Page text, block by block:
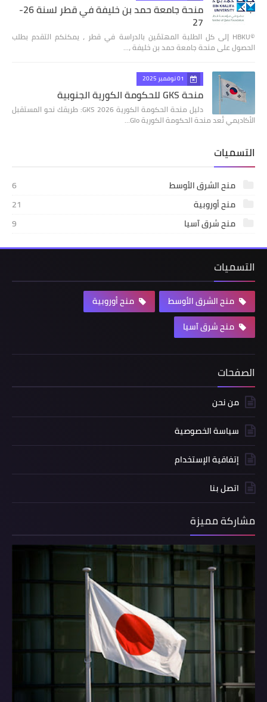
منحة جامعة حمد بن خليفة في قطر لسنة 26-
27
©HBKU إلى كل الطلبة المهتمًين بالدراسة في قطر ، يمكنكم التقدم بطلب
الحصول على منحة جامعة حمد بن خليفة ،…
01 نوفمبر 2025
منحة GKS للحكومة الكورية الجنوبية
دليل منحة الحكومة الكورية GKS 2026: طريقك نحو المستقبل
الأكاديمي تُعد منحة الحكومة الكورية Glo…
التسميات
منح الشرق الأوسط
6
منح أوروبية
21
منح شرق آسيا
9
التسميات
منح الشرق الأوسط
منح أوروبية
منح شرق آسيا
الصفحات
من نحن
سياسة الخصوصية
إتفاقية الإستخدام
اتصل بنا
مشاركة مميزة